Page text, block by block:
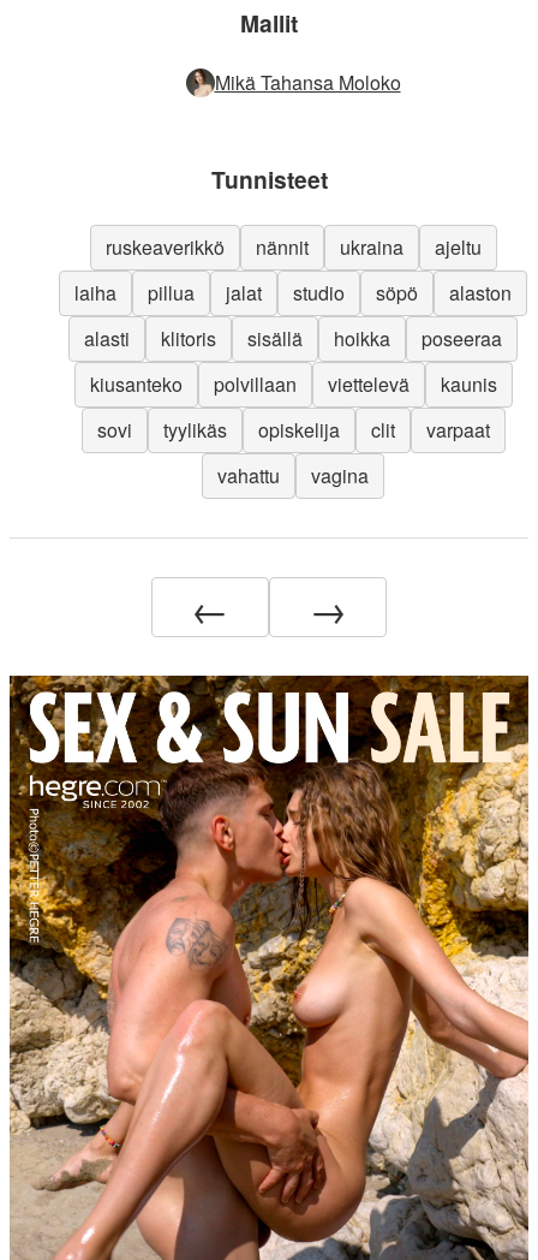
Mallit
Mikä Tahansa Moloko
Tunnisteet
ruskeaverikkö nännit ukraina
ajeltu
laiha
pillua jalat studio söpö
alaston
alasti
klitoris sisällä hoikka
poseeraa
kiusanteko
polvillaan viettelevä
kaunis
sovi
tyylikäs opiskelija clit
varpaat
vahattu
vagina
← →